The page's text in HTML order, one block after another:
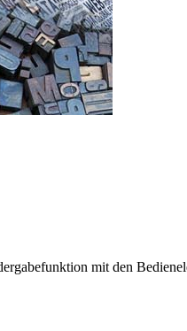
mit den